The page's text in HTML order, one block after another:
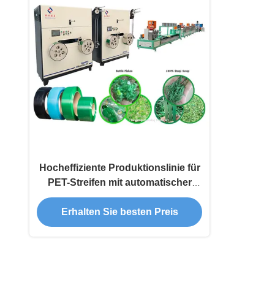
Hocheffiziente Produktionslinie für
PET-Streifen mit automatischer
Wicklung
Erhalten Sie besten Preis